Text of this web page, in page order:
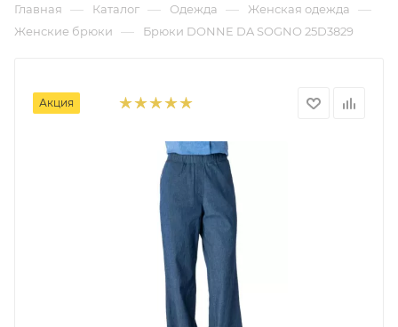
Главная — Каталог — Одежда — Женская одежда —
Женские брюки — Брюки DONNE DA SOGNO 25D3829
Акция